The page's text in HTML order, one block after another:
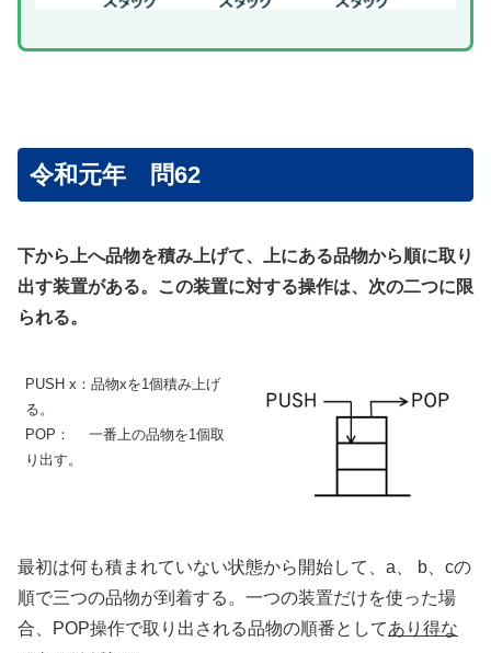
令和元年 問62
下から上へ品物を積み上げて、上にある品物から順に取り
出す装置がある。この装置に対する操作は、次の二つに限
られる。
PUSH x：品物xを1個積み上げ
る。
POP： 一番上の品物を1個取
り出す。
最初は何も積まれていない状態から開始して、a、 b、cの
順で三つの品物が到着する。一つの装置だけを使った場
合、POP操作で取り出される品物の順番としてあり得な